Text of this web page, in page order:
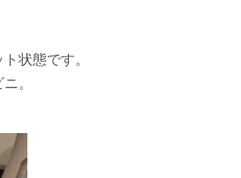
状態です。
。